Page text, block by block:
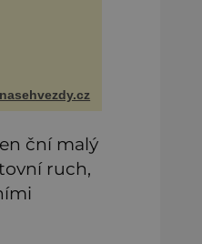
nasehvezdy.cz
ční malý
ruch,